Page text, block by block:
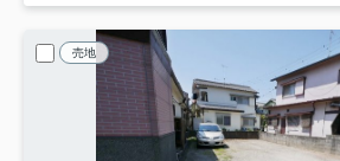
売地